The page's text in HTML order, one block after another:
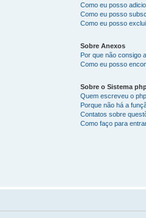
Como eu posso
Como eu posso
Como eu posso
Sobre Anexos
Por que não consigo
Como eu posso
Sobre o Sistema
Quem escreveu o
Porque não há a
Contatos sobre
Como faço para